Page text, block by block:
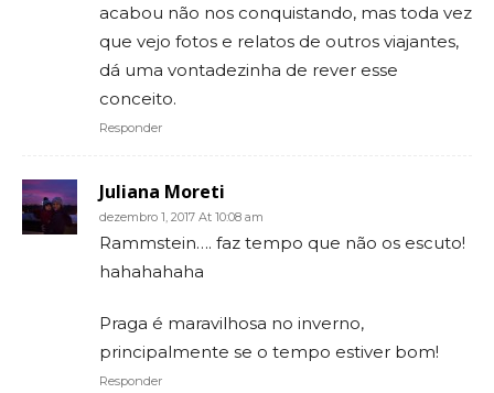
acabou não nos conquistando, mas toda vez
que vejo fotos e relatos de outros viajantes,
dá uma vontadezinha de rever esse
conceito.
Responder
Juliana Moreti
dezembro 1, 2017 At 10:08 am
Rammstein…. faz tempo que não os escuto!
hahahahaha
Praga é maravilhosa no inverno,
principalmente se o tempo estiver bom!
Responder